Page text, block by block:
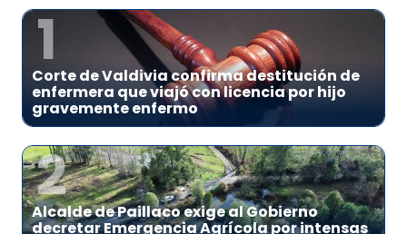
1
Corte de Valdivia confirma destitución de
enfermera que viajó con licencia por hijo
gravemente enfermo
2
Alcalde de Paillaco exige al Gobierno
decretar Emergencia Agrícola por intensas